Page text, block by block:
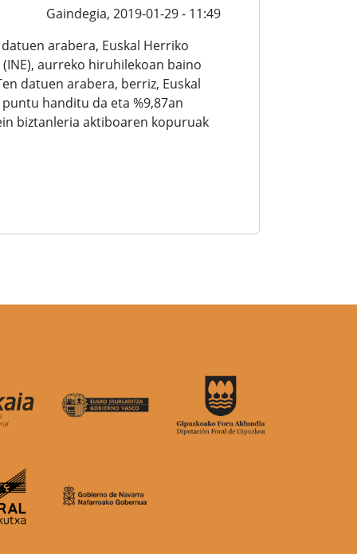
Gaindegia, 2019-01-29 - 11:49
arabera, Euskal Herriko
aurreko hiruhilekoan baino
datuen arabera, berriz, Euskal
handitu da eta %9,87an
biztanleria aktiboaren kopuruak